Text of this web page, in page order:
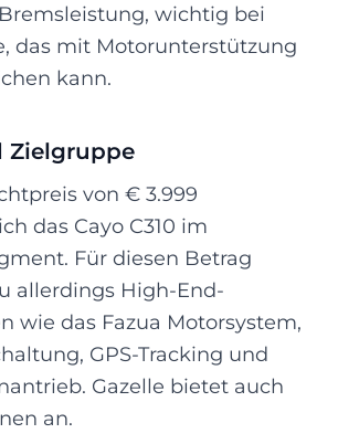
wichtig bei
das mit Motorunterstützung
kann.
Zielgruppe
von € 3.999
das Cayo C310 im
Für diesen Betrag
allerdings High-End-
wie das Fazua Motorsystem,
GPS-Tracking und
Gazelle bietet auch
an.